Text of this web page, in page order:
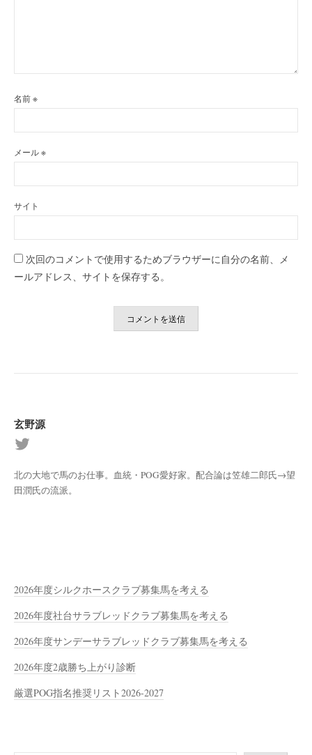
名前※
メール※
サイト
次回のコメントで使用するためブラウザーに自分の名前、メ
ールアドレス、サイトを保存する。
玄野源
北の大地で馬のお仕事。血統・POG愛好家。配合論は笠雄二郎氏→望
田潤氏の流派。
2026年度シルクホースクラブ募集馬を考える
2026年度社台サラブレッドクラブ募集馬を考える
2026年度サンデーサラブレッドクラブ募集馬を考える
2026年度2歳勝ち上がり診断
厳選POG指名推奨リスト2026-2027